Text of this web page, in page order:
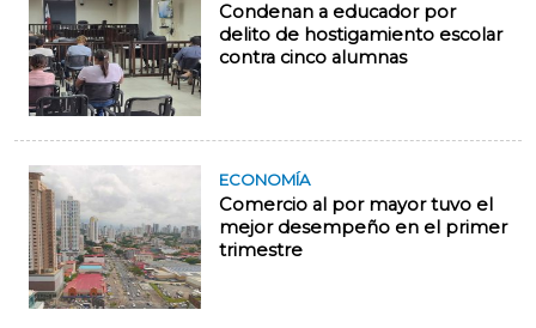
Condenan a educador por
delito de hostigamiento escolar
contra cinco alumnas
ECONOMÍA
Comercio al por mayor tuvo el
mejor desempeño en el primer
trimestre